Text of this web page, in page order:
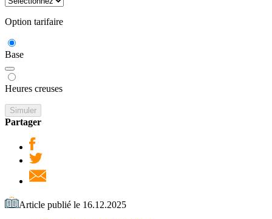
Option tarifaire
Base
Heures creuses
Simuler
Partager
Article publié le 16.12.2025